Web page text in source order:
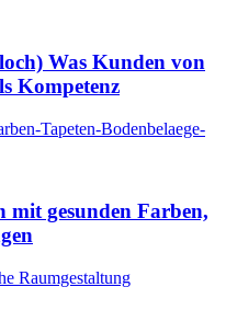
Was Kunden von
Kompetenz
mit gesunden Farben,